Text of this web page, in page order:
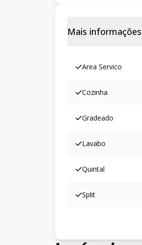
Mais informações
Area Servico
Cozinha
Gradeado
Lavabo
Quintal
Split